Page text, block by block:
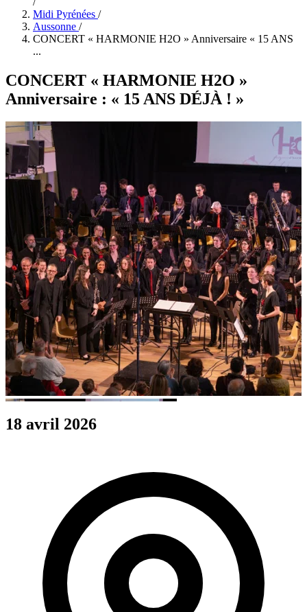
Midi Pyrénées /
Aussonne /
CONCERT « HARMONIE H2O » Anniversaire « 15 ANS
...
CONCERT « HARMONIE H2O »
Anniversaire : « 15 ANS DÉJÀ ! »
18 avril 2026